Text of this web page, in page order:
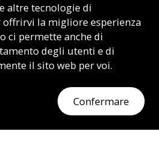
CHE SOFFRE (ACN)
altre tecnologie di
la migliore esperienza
ci permette anche di
degli utenti e di
il sito web per voi.
Confermare